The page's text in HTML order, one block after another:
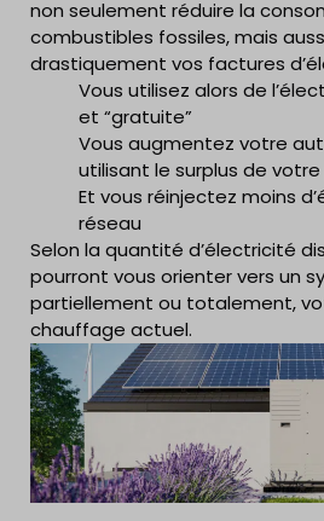
non seulement réduire la
combustibles fossiles, mais
drastiquement vos factures
Vous utilisez alors de
et “gratuite”
Vous augmentez votre
utilisant le surplus de
Et vous réinjectez moins
réseau
Selon la quantité d’électricité
pourront vous orienter vers un
partiellement ou totalement,
chauffage actuel.